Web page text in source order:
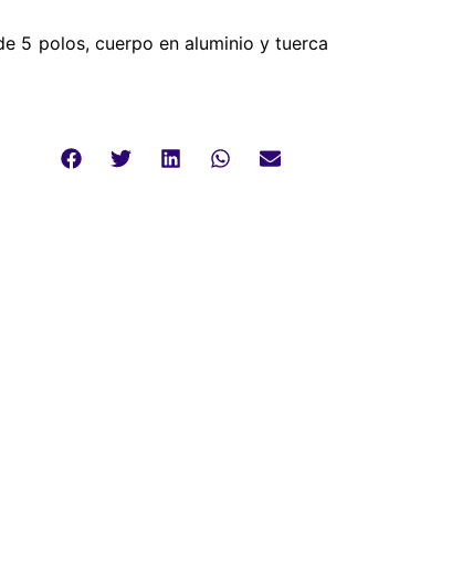
5 polos, cuerpo en aluminio y tuerca